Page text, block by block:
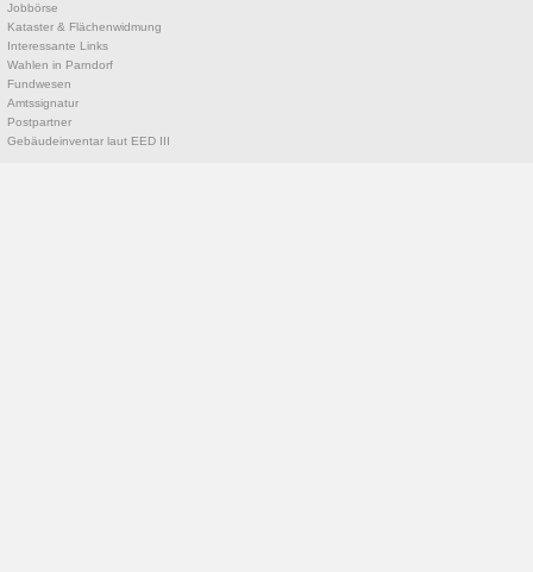
Jobbörse
Kataster & Flächenwidmung
Interessante Links
Wahlen in Parndorf
Fundwesen
Amtssignatur
Postpartner
Gebäudeinventar laut EED III